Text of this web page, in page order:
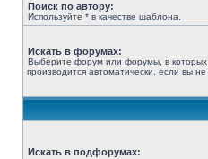
Поиск по автору:
Используйте * в качестве шаблона.
Искать в форумах:
Выберите форум или форумы, в которых
производится автоматически, если вы
Искать в подфорумах: